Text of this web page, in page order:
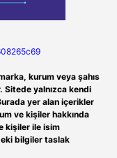
kurum veya şahıs
Sitede yalnızca kendi
yer alan içerikler
ve kişiler hakkında
kişiler ile isim
bilgiler taslak